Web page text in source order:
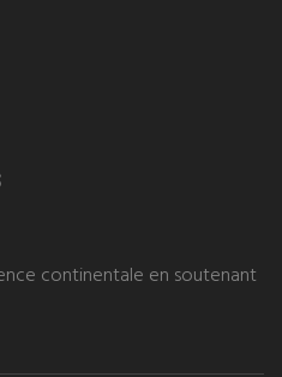
continentale en soutenant